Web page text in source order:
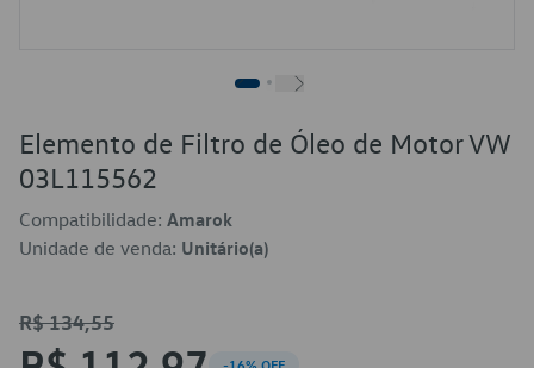
Elemento de Filtro de Óleo de Motor VW
03L115562
Compatibilidade: Amarok
Unidade de venda: Unitário(a)
R$ 134,55